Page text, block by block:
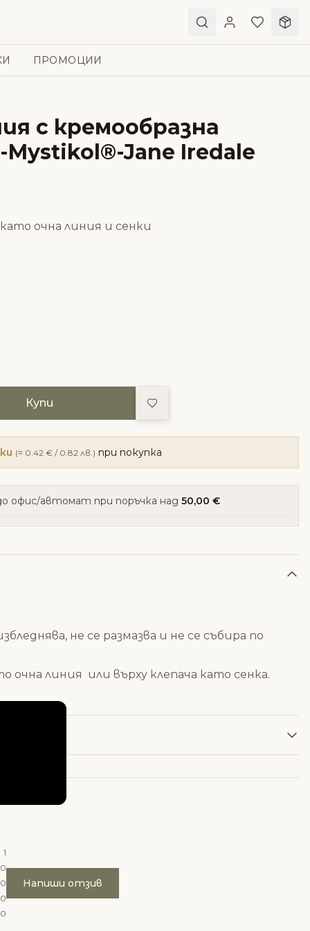
ПРОМОЦИИ
с кремообразна
Jane Iredale
очна линия и сенки
Купи Добави в любими
(≈ 0.42 € / 0.82 лв.) при покупка
офис/автомат при поръчка над 50,00 €
не се размазва и не се събира по
линия или върху клепача като сенка.
1
0
0
0
0
Напиши отзив